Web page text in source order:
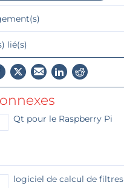
lié(s)
Qt pour le Raspberry Pi
logiciel de calcul de filtres